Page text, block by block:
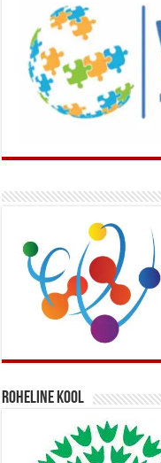
Roheline kool